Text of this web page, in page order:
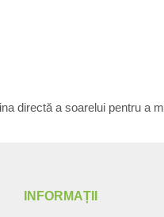
directă a soarelui pentru a
INFORMAȚII